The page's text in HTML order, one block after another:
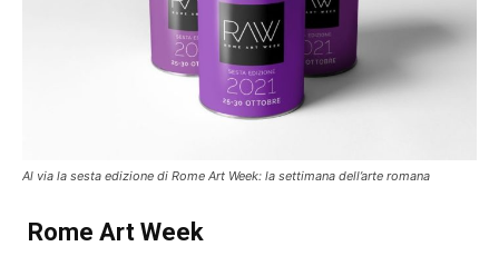
Al via la sesta edizione di Rome Art Week: la settimana dell’arte romana
Rome Art Week